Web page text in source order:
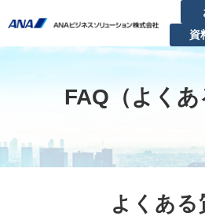
資
解決できる
実績・事例
ブログ
FAQ（よくあ
よくある